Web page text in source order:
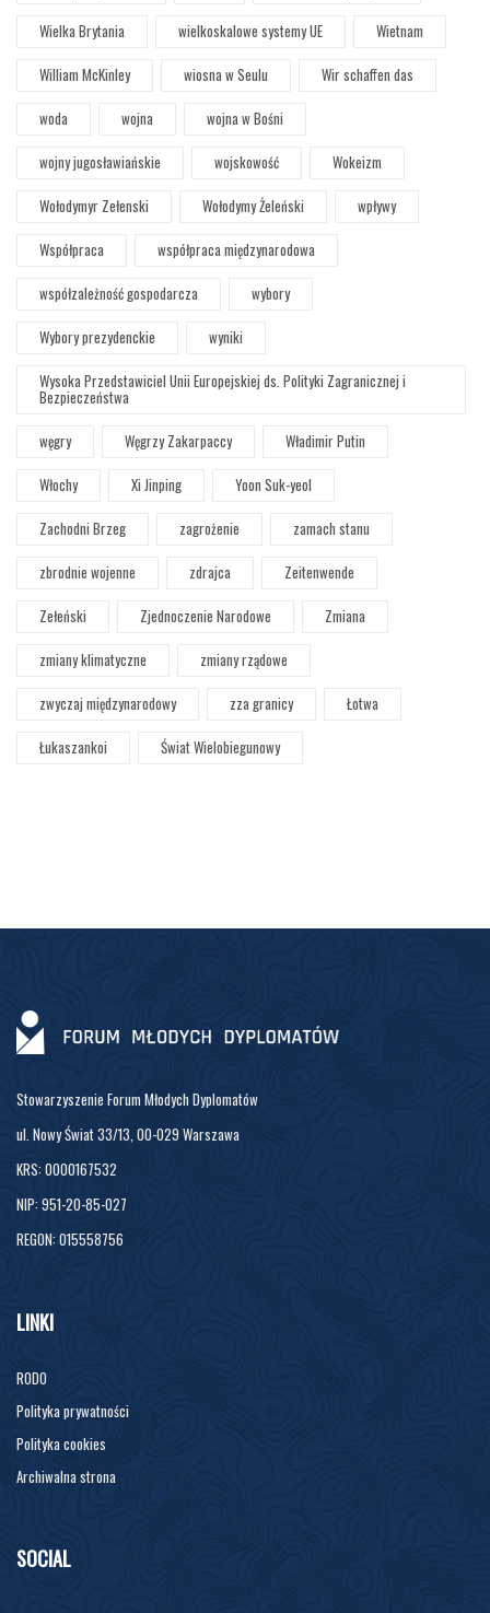
Wielka Brytania
wielkoskalowe systemy UE
Wietnam
William McKinley
wiosna w Seulu
Wir schaffen das
woda
wojna
wojna w Bośni
wojny jugosławiańskie
wojskowość
Wokeizm
Wołodymyr Zełenski
Wołodymy Żeleński
wpływy
Współpraca
współpraca międzynarodowa
współzależność gospodarcza
wybory
Wybory prezydenckie
wyniki
Wysoka Przedstawiciel Unii Europejskiej ds. Polityki Zagranicznej i
Bezpieczeństwa
węgry
Węgrzy Zakarpaccy
Władimir Putin
Włochy
Xi Jinping
Yoon Suk-yeol
Zachodni Brzeg
zagrożenie
zamach stanu
zbrodnie wojenne
zdrajca
Zeitenwende
Zełeński
Zjednoczenie Narodowe
Zmiana
zmiany klimatyczne
zmiany rządowe
zwyczaj międzynarodowy
zza granicy
Łotwa
Łukaszankoi
Świat Wielobiegunowy
Stowarzyszenie Forum Młodych Dyplomatów
ul. Nowy Świat 33/13, 00-029 Warszawa
KRS: 0000167532
NIP: 951-20-85-027
REGON: 015558756
LINKI
RODO
Polityka prywatności
Polityka cookies
Archiwalna strona
SOCIAL